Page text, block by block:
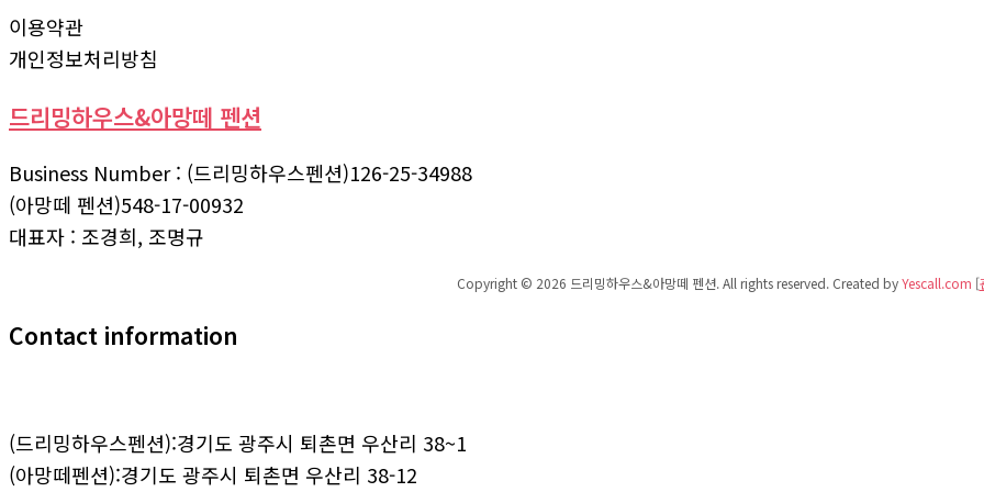
이용약관
개인정보처리방침
드리밍하우스&아망떼 펜션
Business Number : (드리밍하우스펜션)126-25-34988
(아망떼 펜션)548-17-00932
대표자 : 조경희, 조명규
Copyright © 2026 드리밍하우스&아망떼 펜션. All rights reserved. Created byYescall.com [
Contact information
(드리밍하우스펜션):경기도 광주시 퇴촌면 우산리 38~1
(아망떼펜션):경기도 광주시 퇴촌면 우산리 38-12